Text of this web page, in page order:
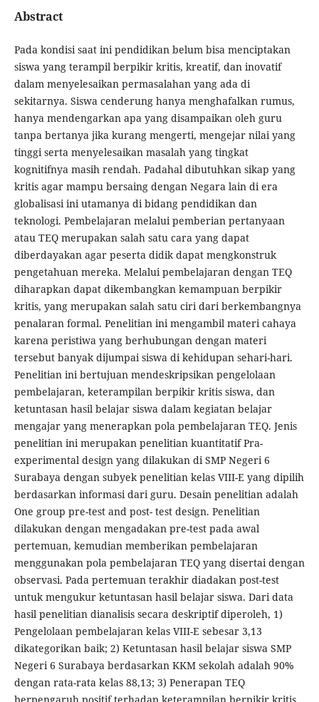
Abstract
Pada kondisi saat ini pendidikan belum bisa menciptakan
siswa yang terampil berpikir kritis, kreatif, dan inovatif
dalam menyelesaikan permasalahan yang ada di
sekitarnya. Siswa cenderung hanya menghafalkan rumus,
hanya mendengarkan apa yang disampaikan oleh guru
tanpa bertanya jika kurang mengerti, mengejar nilai yang
tinggi serta menyelesaikan masalah yang tingkat
kognitifnya masih rendah. Padahal dibutuhkan sikap yang
kritis agar mampu bersaing dengan Negara lain di era
globalisasi ini utamanya di bidang pendidikan dan
teknologi. Pembelajaran melalui pemberian pertanyaan
atau TEQ merupakan salah satu cara yang dapat
diberdayakan agar peserta didik dapat mengkonstruk
pengetahuan mereka. Melalui pembelajaran dengan TEQ
diharapkan dapat dikembangkan kemampuan berpikir
kritis, yang merupakan salah satu ciri dari berkembangnya
penalaran formal. Penelitian ini mengambil materi cahaya
karena peristiwa yang berhubungan dengan materi
tersebut banyak dijumpai siswa di kehidupan sehari-hari.
Penelitian ini bertujuan mendeskripsikan pengelolaan
pembelajaran, keterampilan berpikir kritis siswa, dan
ketuntasan hasil belajar siswa dalam kegiatan belajar
mengajar yang menerapkan pola pembelajaran TEQ. Jenis
penelitian ini merupakan penelitian kuantitatif Pra-
experimental design yang dilakukan di SMP Negeri 6
Surabaya dengan subyek penelitian kelas VIII-E yang dipilih
berdasarkan informasi dari guru. Desain penelitian adalah
One group pre-test and post- test design. Penelitian
dilakukan dengan mengadakan pre-test pada awal
pertemuan, kemudian memberikan pembelajaran
menggunakan pola pembelajaran TEQ yang disertai dengan
observasi. Pada pertemuan terakhir diadakan post-test
untuk mengukur ketuntasan hasil belajar siswa. Dari data
hasil penelitian dianalisis secara deskriptif diperoleh, 1)
Pengelolaan pembelajaran kelas VIII-E sebesar 3,13
dikategorikan baik; 2) Ketuntasan hasil belajar siswa SMP
Negeri 6 Surabaya berdasarkan KKM sekolah adalah 90%
dengan rata-rata kelas 88,13; 3) Penerapan TEQ